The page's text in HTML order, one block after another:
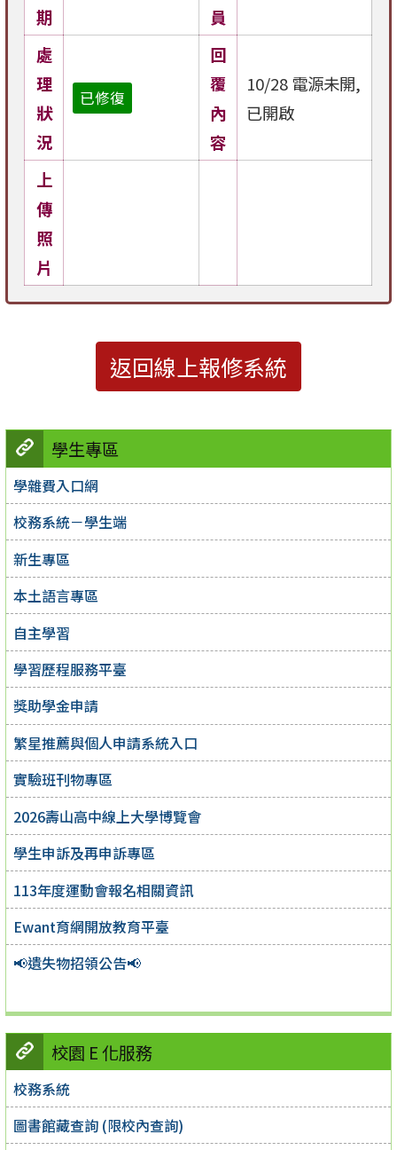
學生專區
學雜費入口網
校務系統－學生端
新生專區
本土語言專區
自主學習
學習歷程服務平臺
獎助學金申請
繁星推薦與個人申請系統入口
實驗班刊物專區
2026壽山高中線上大學博覽會
學生申訴及再申訴專區
113年度運動會報名相關資訊
Ewant育網開放教育平臺
📢遺失物招領公告📢
校園 E 化服務
校務系統
圖書館藏查詢 (限校內查詢)
期
員
處
理
狀
況
已修復
回
覆
內
容
10/28 電源未開,
已開啟
上
傳
照
片
返回線上報修系統